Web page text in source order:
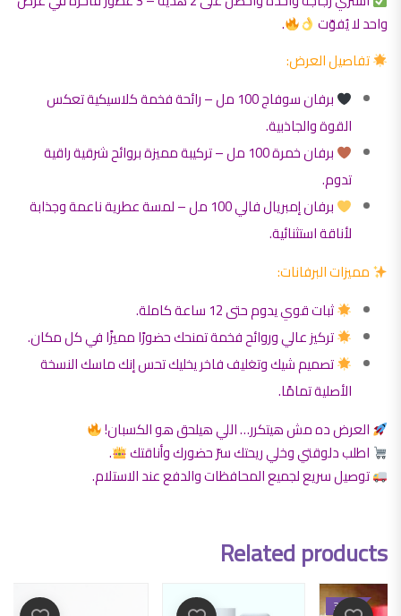
واحد لا يُفوّت
.
تفاصيل العرض:
برفان سوفاج 100 مل – رائحة فخمة كلاسيكية تعكس
القوة والجاذبية.
برفان خمرة 100 مل – تركيبة مميزة بروائح شرقية راقية
تدوم.
برفان إمبريال فالي 100 مل – لمسة عطرية ناعمة وجذابة
لأناقة استثنائية.
مميزات البرفانات:
ثبات قوي يدوم حتى 12 ساعة كاملة.
تركيز عالي وروائح فخمة تمنحك حضورًا مميزًا في كل مكان.
تصميم شيك وتغليف فاخر يخليك تحس إنك ماسك النسخة
الأصلية تمامًا.
العرض ده مش هيتكرر… اللي هيلحق هو الكسبان!
اطلب دلوقتي وخلي ريحتك سرّ حضورك وأناقتك
.
توصيل سريع لجميع المحافظات والدفع عند الاستلام.
Related products
-34%